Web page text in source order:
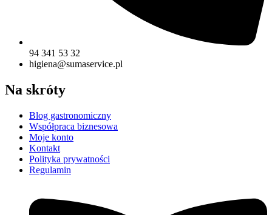
94 341 53 32
higiena@sumaservice.pl
Na skróty
Blog gastronomiczny
Współpraca biznesowa
Moje konto
Kontakt
Polityka prywatności
Regulamin